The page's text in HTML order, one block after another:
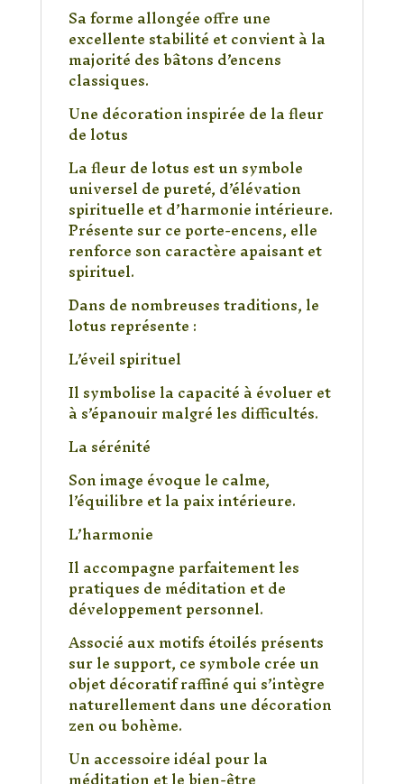
Sa forme allongée offre une
excellente stabilité et convient à la
majorité des bâtons d’encens
classiques.
Une décoration inspirée de la fleur
de lotus
La fleur de lotus est un symbole
universel de pureté, d’élévation
spirituelle et d’harmonie intérieure.
Présente sur ce porte-encens, elle
renforce son caractère apaisant et
spirituel.
Dans de nombreuses traditions, le
lotus représente :
L’éveil spirituel
Il symbolise la capacité à évoluer et
à s’épanouir malgré les difficultés.
La sérénité
Son image évoque le calme,
l’équilibre et la paix intérieure.
L’harmonie
Il accompagne parfaitement les
pratiques de méditation et de
développement personnel.
Associé aux motifs étoilés présents
sur le support, ce symbole crée un
objet décoratif raffiné qui s’intègre
naturellement dans une décoration
zen ou bohème.
Un accessoire idéal pour la